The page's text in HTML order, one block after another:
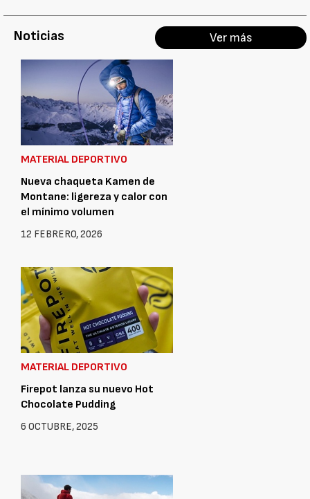
Noticias Ver más
MATERIAL DEPORTIVO
Nueva chaqueta Kamen de
Montane: ligereza y calor con
el mínimo volumen
12 FEBRERO, 2026
MATERIAL DEPORTIVO
Firepot lanza su nuevo Hot
Chocolate Pudding
6 OCTUBRE, 2025